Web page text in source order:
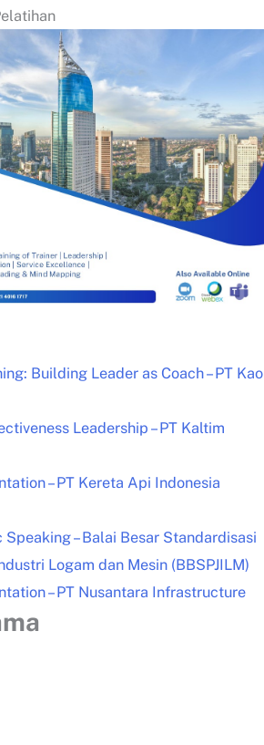
Building Leader as Coach – PT Kao
Leadership – PT Kaltim
– PT Kereta Api Indonesia
– Balai Besar Standardisasi
Logam dan Mesin (BBSPJILM)
– PT Nusantara Infrastructure